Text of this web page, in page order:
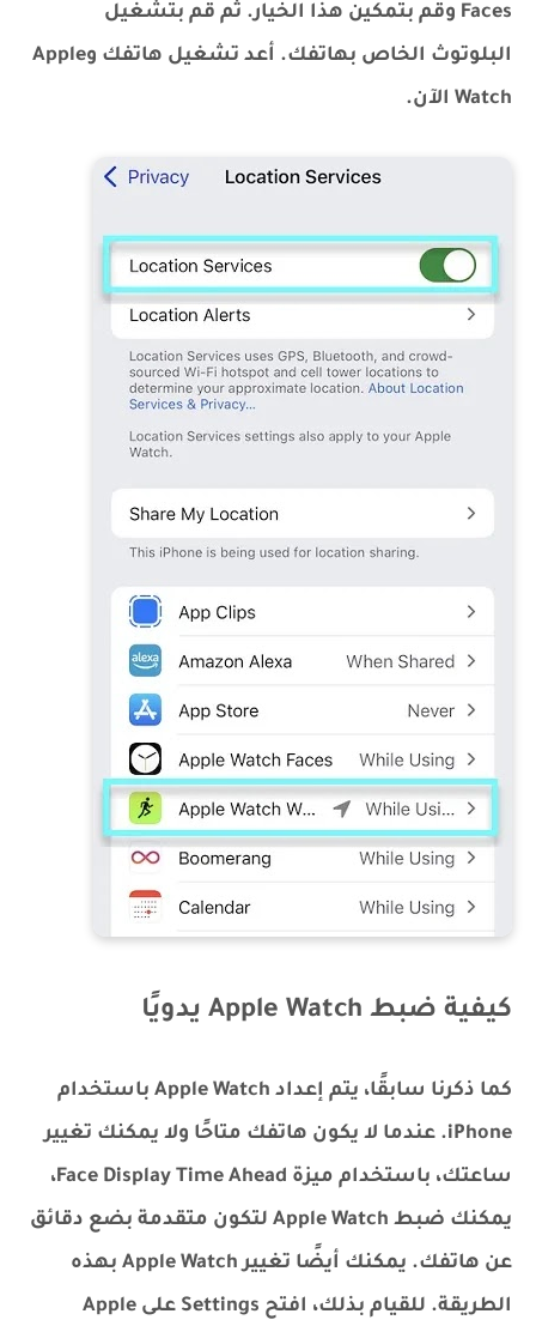
Faces وقم بتمكين هذا الخيار. ثم قم بتشغيل
البلوتوث الخاص بهاتفك. أعد تشغيل هاتفك وApple
Watch الآن.
كيفية ضبط Apple Watch يدويًا
كما ذكرنا سابقًا، يتم إعداد Apple Watch باستخدام
iPhone. عندما لا يكون هاتفك متاحًا ولا يمكنك تغيير
ساعتك، باستخدام ميزة Face Display Time Ahead،
يمكنك ضبط Apple Watch لتكون متقدمة بضع دقائق
عن هاتفك. يمكنك أيضًا تغيير Apple Watch بهذه
الطريقة. للقيام بذلك، افتح Settings على Apple